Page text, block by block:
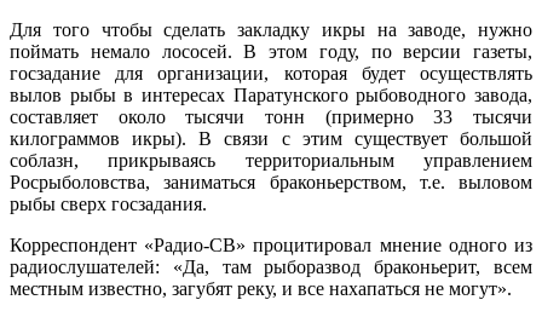
Для того чтобы сделать закладку икры на заводе, нужно
поймать немало лососей. В этом году, по версии газеты,
госзадание для организации, которая будет осуществлять
вылов рыбы в интересах Паратунского рыбоводного завода,
составляет около тысячи тонн (примерно 33 тысячи
килограммов икры). В связи с этим существует большой
соблазн, прикрываясь территориальным управлением
Росрыболовства, заниматься браконьерством, т.е. выловом
рыбы сверх госзадания.
Корреспондент «Радио-СВ» процитировал мнение одного из
радиослушателей: «Да, там рыборазвод браконьерит, всем
местным известно, загубят реку, и все нахапаться не могут».